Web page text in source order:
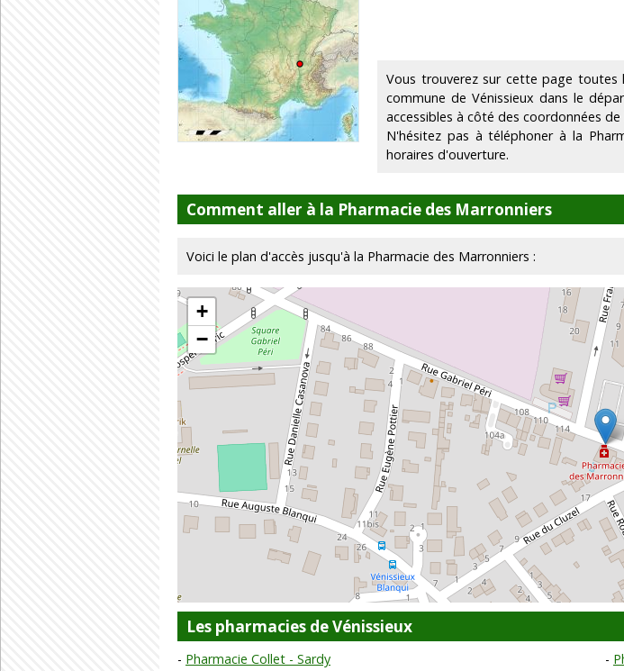
Vous trouverez sur cette page toutes
commune de Vénissieux dans le
accessibles à côté des coordonnées de
N'hésitez pas à téléphoner à la
horaires d'ouverture.
Comment aller à la Pharmacie des Marronniers
Voici le plan d'accès jusqu'à la Pharmacie des Marronniers :
+
−
Les pharmacies de Vénissieux
Pharmacie Collet - Sardy